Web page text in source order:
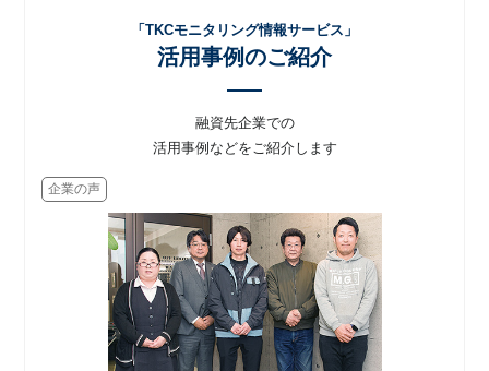
「TKCモニタリング情報サービス」
活用事例のご紹介
融資先企業での
活用事例などをご紹介します
企業の声